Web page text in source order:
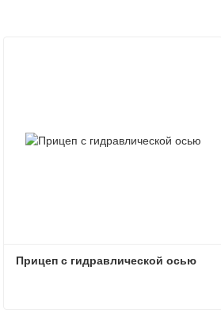
Прицеп с гидравлической осью